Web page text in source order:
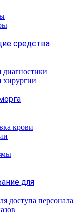
средства
крови
для
доступа персонала